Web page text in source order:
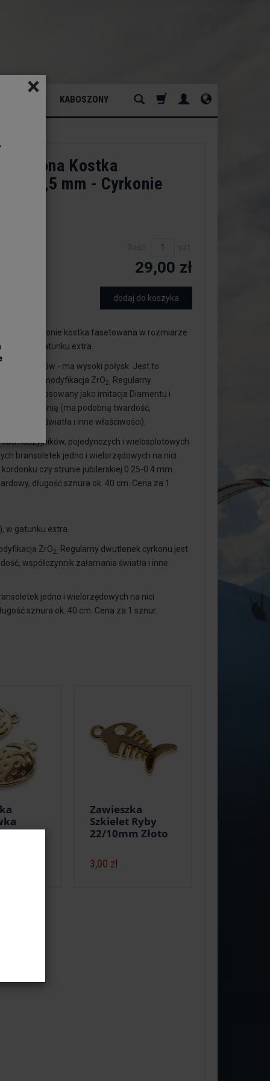
× KABOSZONY
Zielona Kostka
2,5 mm - Cyrkonie
29,00 zł
dodaj do koszyka
piękne Cyrkonie kostka fasetowana w rozmiarze
w gatunku extra.
i refleksów - ma wysoki połysk. Jest to
regularna modyfikacja ZrO2. Regularny
jest stosowany jako imitacja Diamentu i
cyrkonią (ma podobną twardość,
światła i inne właściwości).
naszyjników, pojedynczych i wielosplotowych
bransoletek jedno i wielorzędowych na nici
czy strunie jubilerskiej 0.25-0.4 mm.
długość sznura ok. 40 cm. Cena za 1
w gatunku extra.
ZrO2. Regularny dwutlenek cyrkonu jest
współczynnik załamania światła i inne
jedno i wielorzędowych na nici
sznura ok. 40 cm. Cena za 1 sznur.
Złoto
Zawieszka
Szkielet Ryby
22/10mm Złoto
3,00 zł